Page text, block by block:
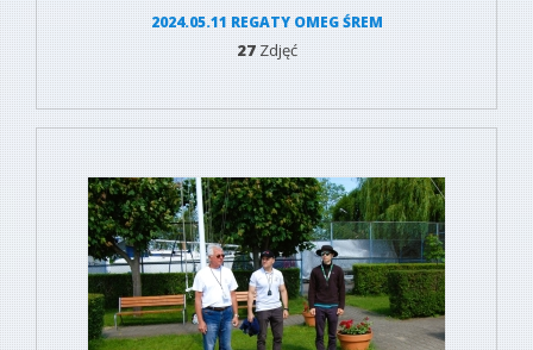
2024.05.11 REGATY OMEG ŚREM
27Zdjęć